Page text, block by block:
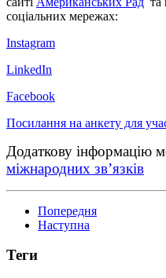
соціальних мережах:
Instagram
LinkedIn
Facebook
Посилання на анкету для
Додаткову інформацію
міжнародних зв’язків
Попередня
Наступна
Теги